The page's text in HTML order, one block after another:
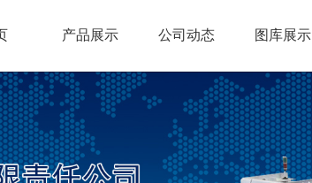
产品展示 公司动态 图库展示